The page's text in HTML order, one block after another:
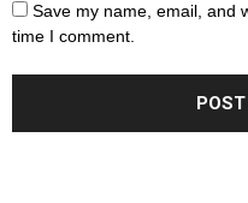
Save my name, email, and
time I comment.